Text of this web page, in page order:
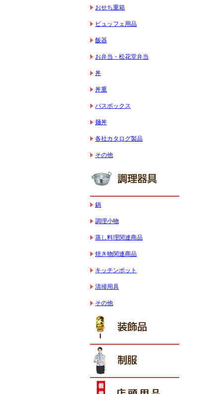
おせち重箱
ビュッフェ用品
飯器
お弁当・松花堂弁当
丼
丼重
バスボックス
麺丼
各社カタログ製品
その他
鍋
調理小物
蒸し料理関連商品
焼き物関連商品
キッチンポット
清掃用具
その他